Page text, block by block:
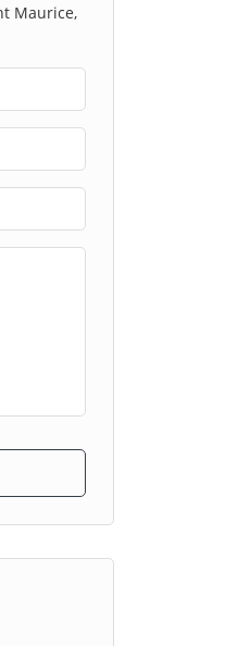
Maurice,